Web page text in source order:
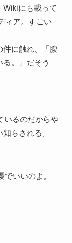
Wikiにも載って
ィア。すごい
件に触れ、「腹
。」だそう
いるのだからや
らされる。
いいのよ。